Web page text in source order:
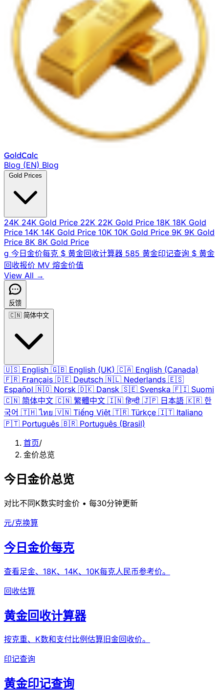
GoldCalc
Blog (EN) Blog
Gold Prices
24K 24K Gold Price 22K 22K Gold Price 18K 18K Gold
Price 14K 14K Gold Price 10K 10K Gold Price 9K 9K Gold
Price 8K 8K Gold Price
g 今日金价每克 $ 黄金回收计算器 585 黄金印记查询 $ 黄金
回收报价 MV 熔金价值
View All →
反馈
🇨🇳 简体中文
🇺🇸 English 🇬🇧 English (UK) 🇨🇦 English (Canada)
🇫🇷 Français 🇩🇪 Deutsch 🇳🇱 Nederlands 🇪🇸
Español 🇳🇴 Norsk 🇩🇰 Dansk 🇸🇪 Svenska 🇫🇮 Suomi
🇨🇳 简体中文 🇨🇳 繁體中文 🇮🇳 हिन्दी 🇯🇵 日本語 🇰🇷 한
국어 🇹🇭 ไทย 🇻🇳 Tiếng Việt 🇹🇷 Türkçe 🇮🇹 Italiano
🇵🇹 Português 🇧🇷 Português (Brasil)
首页/
金价总览
今日金价总览
对比不同K数实时金价 • 每30分钟更新
元/克换算
今日金价每克
查看足金、18K、14K、10K每克人民币参考价。
回收估算
黄金回收计算器
按克重、K数和支付比例估算旧金回收价。
印记查询
黄金印记查询